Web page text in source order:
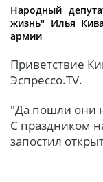
Народный
жизнь" Илья
армии
Приветствие
Эспрессо.TV.
"Да пошли они
С праздником
запостил